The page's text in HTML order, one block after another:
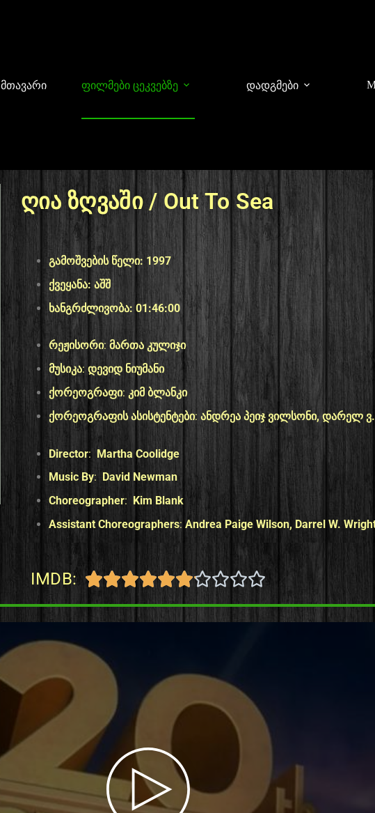
მთავარი ფილმები ცეკვებზე დადგმები
ღია ზღვაში / Out To Sea
გამოშვების წელი: 1997
ქვეყანა: აშშ
ხანგრძლივობა: 01:46:00
რეჟისორი: მართა კულიჯი
მუსიკა: დევიდ ნიუმანი
ქორეოგრაფი: კიმ ბლანკი
ქორეოგრაფის ასისტენტები: ანდრეა პეიჯ ვილსონი, დარელ
Director: Martha Coolidge
Music By:
David Newman
Choreographer:
Kim Blank
Assistant Choreographers: Andrea Paige Wilson, Darrel W.
IMDB: 